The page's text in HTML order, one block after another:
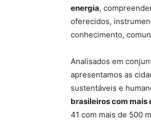
energia,
oferecidos,
conhecimento,
Analisados em
apresentamos as
sustentáveis e
brasileiros com
41 com mais de 500